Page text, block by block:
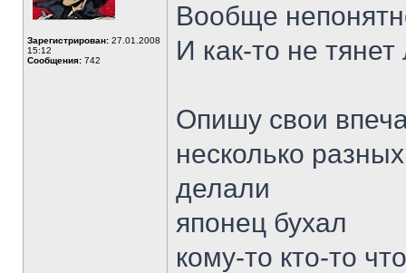
Зарегистрирован: 27.01.2008
15:12
Сообщения: 742
Вообще
И как-то не
Опишу свои
несколько
делали
японец бухал
кому-то кто-то